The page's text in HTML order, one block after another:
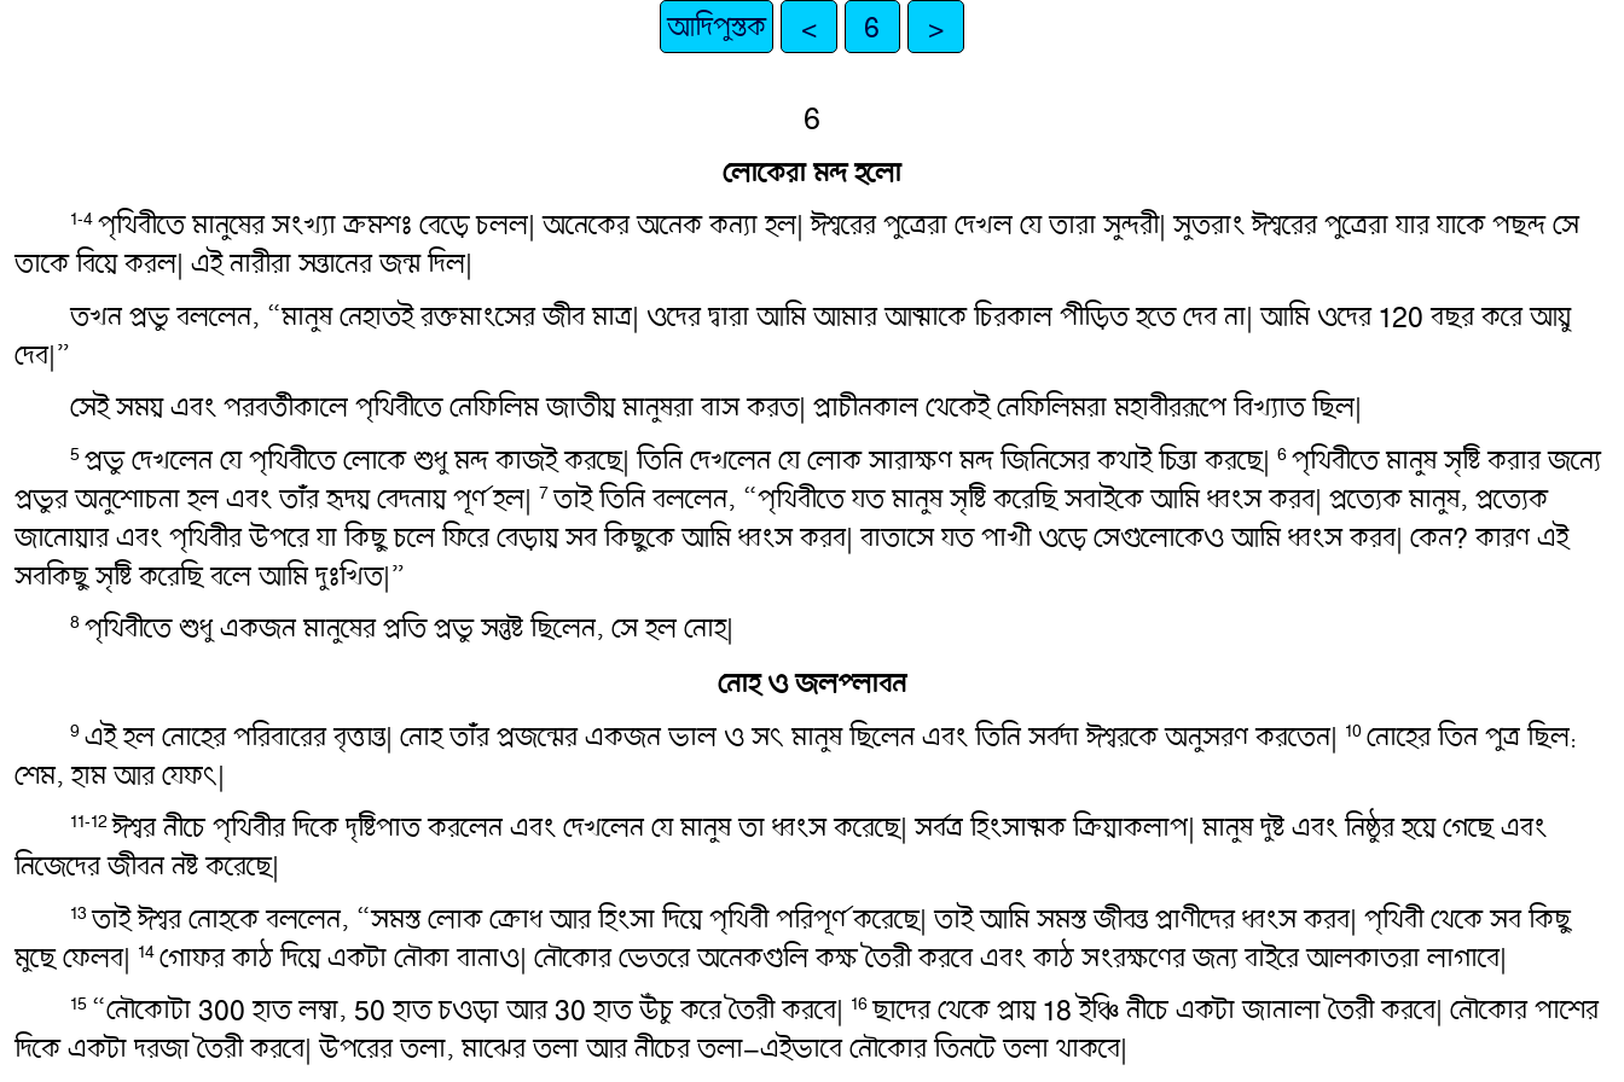
আদিপুস্তক < 6 >
6
লোকেরা মন্দ হলো
1-4 পৃথিবীতে মানুষের সংখ্যা ক্রমশঃ বেড়ে চলল| অনেকের অনেক কন্যা হল| ঈশ্বরের পুত্রেরা দেখল যে তারা সুন্দরী| সুতরাং ঈশ্বরের পুত্রেরা যার যাকে পছন্দ সে
তাকে বিয়ে করল| এই নারীরা সন্তানের জন্ম দিল|
তখন প্রভু বললেন, “মানুষ নেহাতই রক্তমাংসের জীব মাত্র| ওদের দ্বারা আমি আমার আত্মাকে চিরকাল পীড়িত হতে দেব না| আমি ওদের 120 বছর করে আয়ু
দেব|”
সেই সময় এবং পরবর্তীকালে পৃথিবীতে নেফিলিম জাতীয় মানুষরা বাস করত| প্রাচীনকাল থেকেই নেফিলিমরা মহাবীররূপে বিখ্যাত ছিল|
5 প্রভু দেখলেন যে পৃথিবীতে লোকে শুধু মন্দ কাজই করছে| তিনি দেখলেন যে লোক সারাক্ষণ মন্দ জিনিসের কথাই চিন্তা করছে| 6 পৃথিবীতে মানুষ সৃষ্টি করার জন্যে
প্রভুর অনুশোচনা হল এবং তাঁর হৃদয় বেদনায় পূর্ণ হল| 7তাই তিনি বললেন, “পৃথিবীতে যত মানুষ সৃষ্টি করেছি সবাইকে আমি ধ্বংস করব| প্রত্যেক মানুষ, প্রত্যেক
জানোয়ার এবং পৃথিবীর উপরে যা কিছু চলে ফিরে বেড়ায় সব কিছুকে আমি ধ্বংস করব| বাতাসে যত পাখী ওড়ে সেগুলোকেও আমি ধ্বংস করব| কেন? কারণ এই
সবকিছু সৃষ্টি করেছি বলে আমি দুঃখিত|”
8 পৃথিবীতে শুধু একজন মানুষের প্রতি প্রভু সন্তুষ্ট ছিলেন, সে হল নোহ|
নোহ ও জলপ্লাবন
9 এই হল নোহের পরিবারের বৃত্তান্ত| নোহ তাঁর প্রজন্মের একজন ভাল ও সৎ মানুষ ছিলেন এবং তিনি সর্বদা ঈশ্বরকে অনুসরণ করতেন| 10 নোহের তিন পুত্র ছিল:
শেম, হাম আর যেফৎ|
11-12ঈশ্বর নীচে পৃথিবীর দিকে দৃষ্টিপাত করলেন এবং দেখলেন যে মানুষ তা ধ্বংস করেছে| সর্বত্র হিংসাত্মক ক্রিয়াকলাপ| মানুষ দুষ্ট এবং নিষ্ঠুর হয়ে গেছে এবং
নিজেদের জীবন নষ্ট করেছে|
13তাই ঈশ্বর নোহকে বললেন, “সমস্ত লোক ক্রোধ আর হিংসা দিয়ে পৃথিবী পরিপূর্ণ করেছে| তাই আমি সমস্ত জীবন্ত প্রাণীদের ধ্বংস করব| পৃথিবী থেকে সব কিছু
মুছে ফেলব| 14 গোফর কাঠ দিয়ে একটা নৌকা বানাও| নৌকোর ভেতরে অনেকগুলি কক্ষ তৈরী করবে এবং কাঠ সংরক্ষণের জন্য বাইরে আলকাতরা লাগাবে|
15 “নৌকোটা 300 হাত লম্বা, 50 হাত চওড়া আর 30 হাত উঁচু করে তৈরী করবে| 16ছাদের থেকে প্রায় 18 ইঞ্চি নীচে একটা জানালা তৈরী করবে| নৌকোর পাশের
দিকে একটা দরজা তৈরী করবে| উপরের তলা, মাঝের তলা আর নীচের তলা–এইভাবে নৌকোর তিনটে তলা থাকবে|